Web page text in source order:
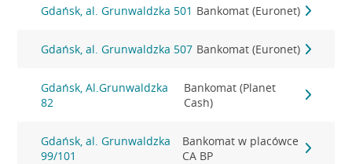
Gdańsk, al. Grunwaldzka 501 Bankomat (Euronet)
Gdańsk, al. Grunwaldzka 507 Bankomat (Euronet)
Gdańsk, Al.Grunwaldzka
82
Bankomat (Planet
Cash)
Gdańsk, al. Grunwaldzka
99/101
Bankomat w placówce
CA BP